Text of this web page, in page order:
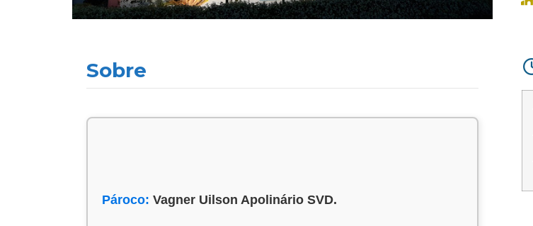
Sobre
Pároco: Vagner Uilson Apolinário SVD.